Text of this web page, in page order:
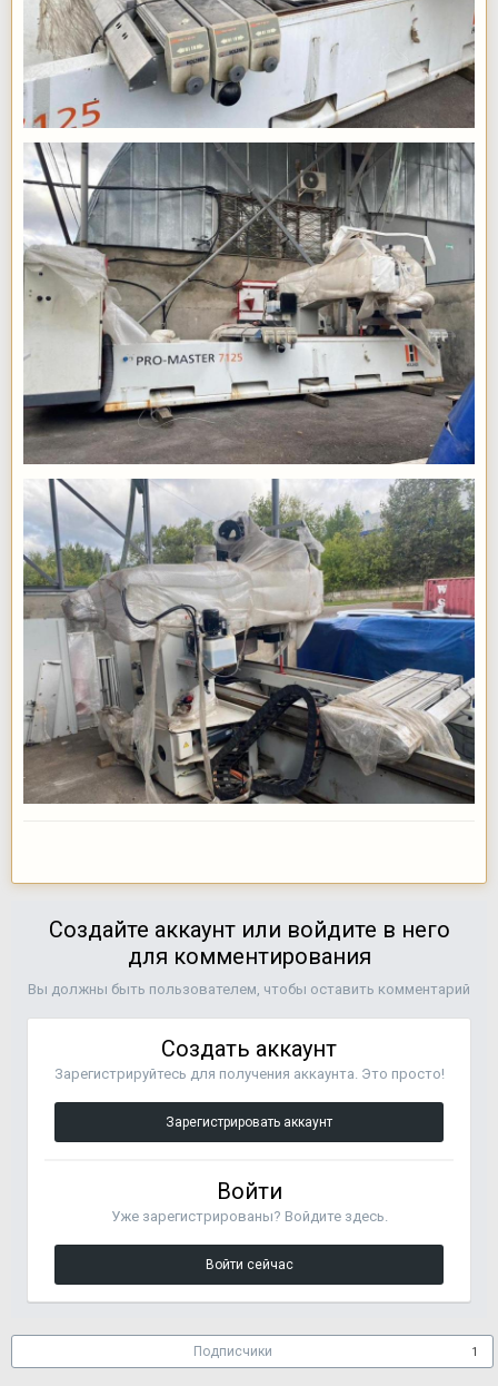
Создайте аккаунт или войдите в него
для комментирования
Вы должны быть пользователем, чтобы оставить комментарий
Создать аккаунт
Зарегистрируйтесь для получения аккаунта. Это просто!
Зарегистрировать аккаунт
Войти
Уже зарегистрированы? Войдите здесь.
Войти сейчас
Подписчики 1